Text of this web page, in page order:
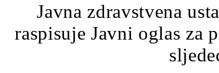
Javna zdravstvena
raspisuje Javni oglas za